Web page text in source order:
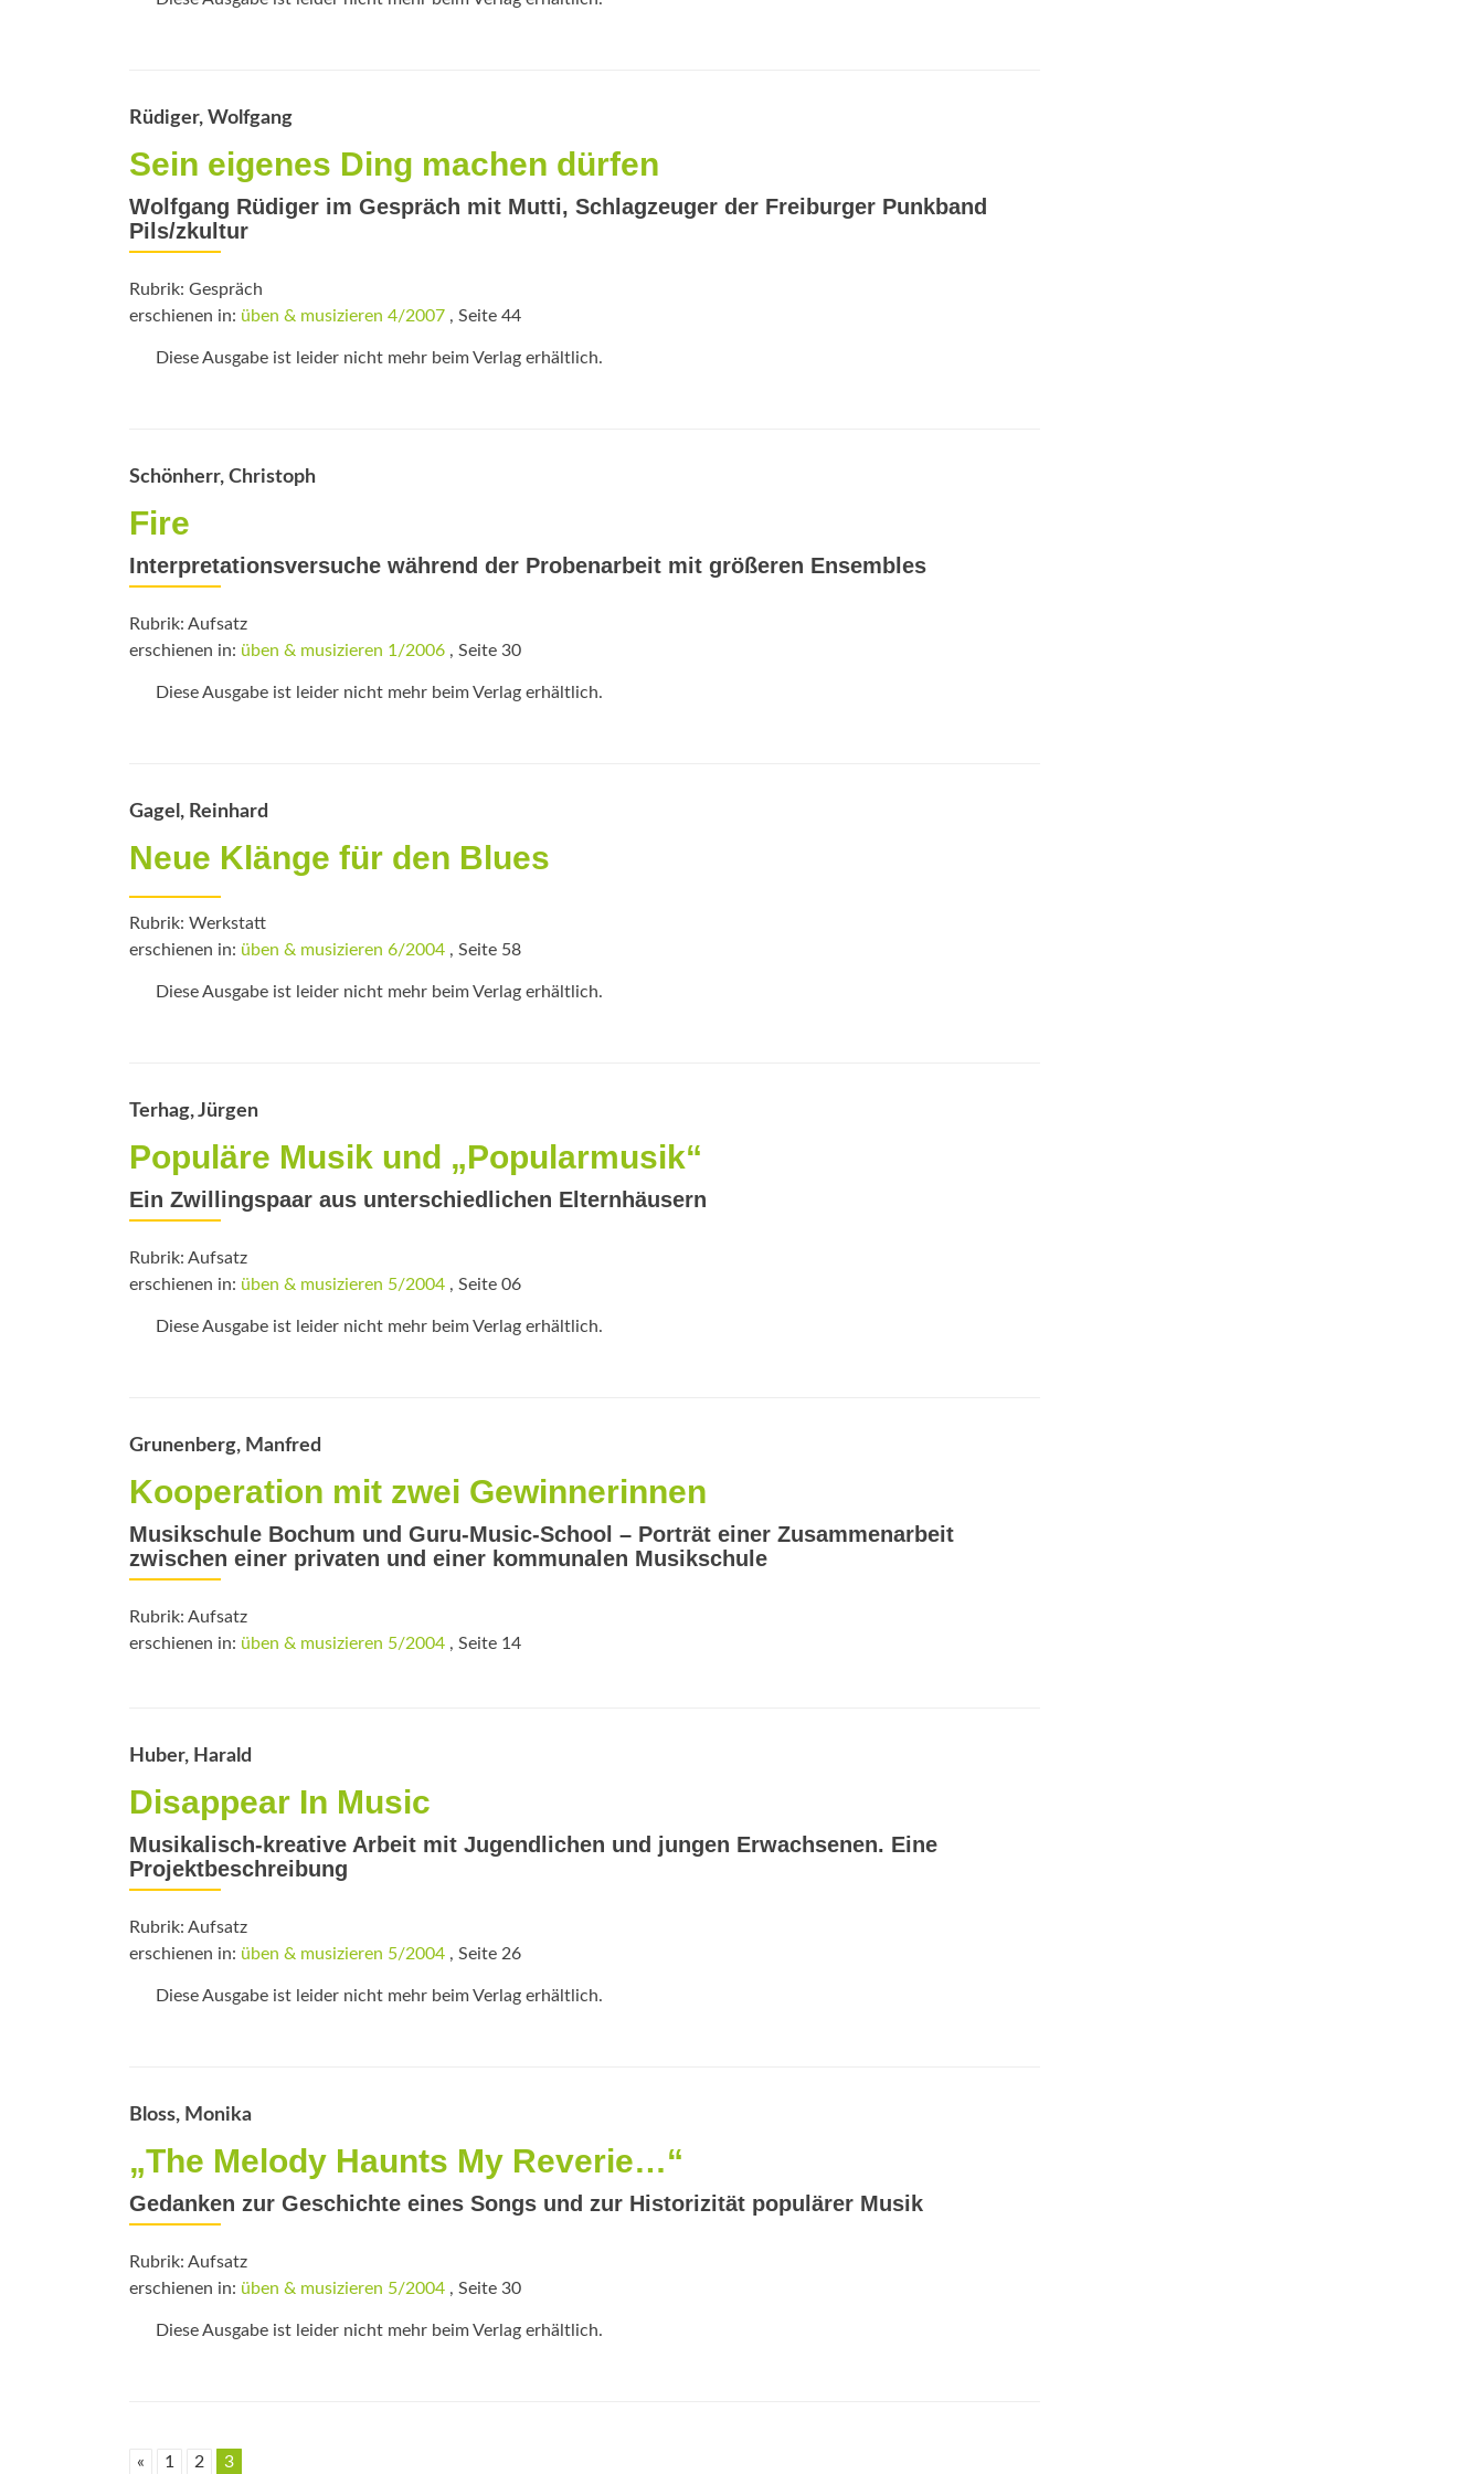
Rüdiger, Wolfgang
Sein eigenes Ding machen dürfen
Wolfgang Rüdiger im Gespräch mit Mutti, Schlagzeuger der Freiburger Punkband
Pils/zkultur
Rubrik: Gespräch
erschienen in: üben & musizieren 4/2007 , Seite 44
Diese Ausgabe ist leider nicht mehr beim Verlag erhältlich.
Schönherr, Christoph
Fire
Interpretationsversuche während der Probenarbeit mit größeren Ensembles
Rubrik: Aufsatz
erschienen in: üben & musizieren 1/2006 , Seite 30
Diese Ausgabe ist leider nicht mehr beim Verlag erhältlich.
Gagel, Reinhard
Neue Klänge für den Blues
Rubrik: Werkstatt
erschienen in: üben & musizieren 6/2004 , Seite 58
Diese Ausgabe ist leider nicht mehr beim Verlag erhältlich.
Terhag, Jürgen
Populäre Musik und „Popularmusik“
Ein Zwillingspaar aus unterschiedlichen Elternhäusern
Rubrik: Aufsatz
erschienen in: üben & musizieren 5/2004 , Seite 06
Diese Ausgabe ist leider nicht mehr beim Verlag erhältlich.
Grunenberg, Manfred
Kooperation mit zwei Gewinnerinnen
Musikschule Bochum und Guru-Music-School – Porträt einer Zusammenarbeit
zwischen einer privaten und einer kommunalen Musikschule
Rubrik: Aufsatz
erschienen in: üben & musizieren 5/2004 , Seite 14
Huber, Harald
Disappear In Music
Musikalisch-kreative Arbeit mit Jugendlichen und jungen Erwachsenen. Eine
Projektbeschreibung
Rubrik: Aufsatz
erschienen in: üben & musizieren 5/2004 , Seite 26
Diese Ausgabe ist leider nicht mehr beim Verlag erhältlich.
Bloss, Monika
„The Melody Haunts My Reverie…“
Gedanken zur Geschichte eines Songs und zur Historizität populärer Musik
Rubrik: Aufsatz
erschienen in: üben & musizieren 5/2004 , Seite 30
Diese Ausgabe ist leider nicht mehr beim Verlag erhältlich.
« 1 2 3